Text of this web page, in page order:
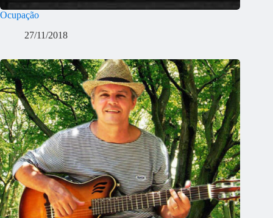
Ocupação
27/11/2018